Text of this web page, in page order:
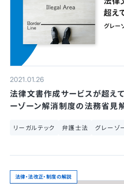
2021.01.26
法律文書作成サービスが超え
ーゾーン解消制度の法務省見
リーガルテック 弁護士法 グレーゾ
法律・法改正・制度の解説